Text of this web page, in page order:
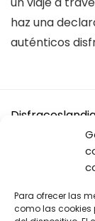
Para ofrecer las
como las
haz una
auténticos
Buscamos
tipo de
A cambio solo